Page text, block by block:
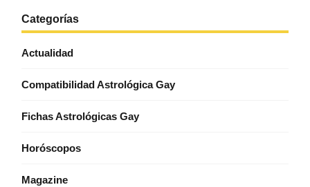
Categorías
Actualidad
Compatibilidad Astrológica Gay
Fichas Astrológicas Gay
Horóscopos
Magazine